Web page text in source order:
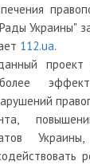
Украины"
112.ua.
проект
Украины,